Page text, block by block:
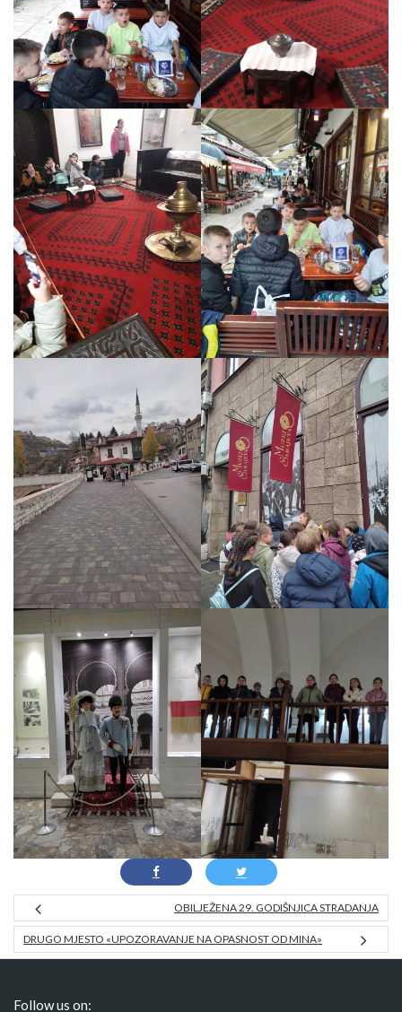
OBILJEŽENA 29. GODIŠNJICA STRADANJA
DRUGO MJESTO «UPOZORAVANJE NA OPASNOST OD MINA»
Follow us on: